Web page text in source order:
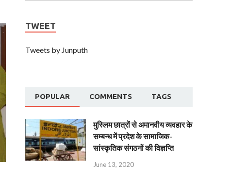
TWEET
Tweets by Junputh
POPULAR COMMENTS TAGS
मुस्लिम छात्रों से अमानवीय व्यवहार के
सम्बन्ध में प्रदेश के सामाजिक-
सांस्कृतिक संगठनों की विज्ञप्ति
June 13, 2020